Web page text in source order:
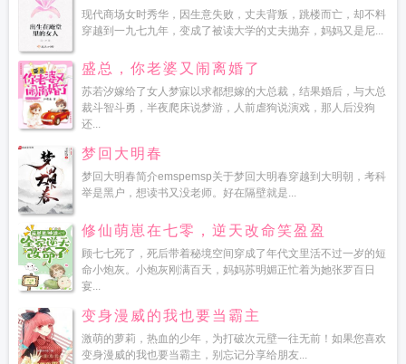
现代商场女时秀华，因生意失败，丈夫背叛，跳楼而亡，却不料
穿越到一九七九年，变成了被读大学的丈夫抛弃，妈妈又是尼...
盛总，你老婆又闹离婚了
苏若汐嫁给了女人梦寐以求都想嫁的大总裁，结果婚后，与大总
裁斗智斗勇，半夜爬床说梦游，人前虐狗说演戏，那人后没狗
还...
梦回大明春
梦回大明春简介emspemsp关于梦回大明春穿越到大明朝，考科
举是黑户，想读书又没老师。好在隔壁就是...
修仙萌崽在七零，逆天改命笑盈盈
顾七七死了，死后带着秘境空间穿成了年代文里活不过一岁的短
命小炮灰。小炮灰刚满百天，妈妈苏明媚正忙着为她张罗百日
宴...
变身漫威的我也要当霸主
激萌的萝莉，热血的少年，为打破次元壁一往无前！如果您喜欢
变身漫威的我也要当霸主，别忘记分享给朋友...